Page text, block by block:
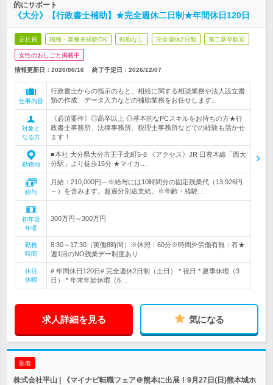
的にサポート
《大分》【行政書士補助】★完全週休二日制★年間休日120日
正社員 職種・業種未経験OK 転勤なし 完全週休2日制 第二新卒歓迎
女性のおしごと掲載中
情報更新日：2026/06/16 終了予定日： 2026/12/07
仕事内容
行政書士からの指示のもと、相続に関する相談業務や法人設立書
類の作成、データ入力などの補助業務をお任せします。
対象と
なる方
《必須要件》◎高卒以上 ◎基本的なPCスキルをお持ちの方★行
政書士事務所、法律事務所、税理士事務所などでの経験も活かせ
ます！
勤務地
■本社 大分県大分市王子北町5-8 《アクセス》JR 日豊本線「西大
分駅」より徒歩15分 ★マイカ…
給与
月給：210,000円～※給与には10時間分の固定残業代（13,926円
～）を含みます。超過分別途支給。※年齢・経験…
初年度
年収
300万円～300万円
勤務
時間
8:30～17:30（実働8時間）※休憩：60分※時間外労働有無：有★
週1回のNO残業デー制度あり
休日
休暇
# 年間休日120日# 完全週休2日制（土日） * 祝日 * 夏季休暇（3
日） * 年末年始休暇（6…
求人詳細を見る 気になる
新着
株式会社平山 | 《マイナビ転職フェア＠熊本に出展！9月27日(日)熊本城ホ